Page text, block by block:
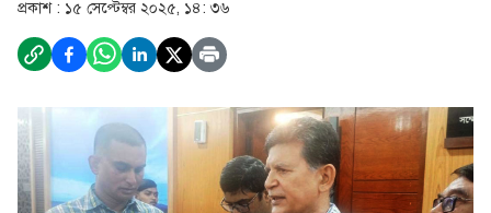
প্রকাশ : ১৫ সেপ্টেম্বর ২০২৫, ১৪: ৩৬